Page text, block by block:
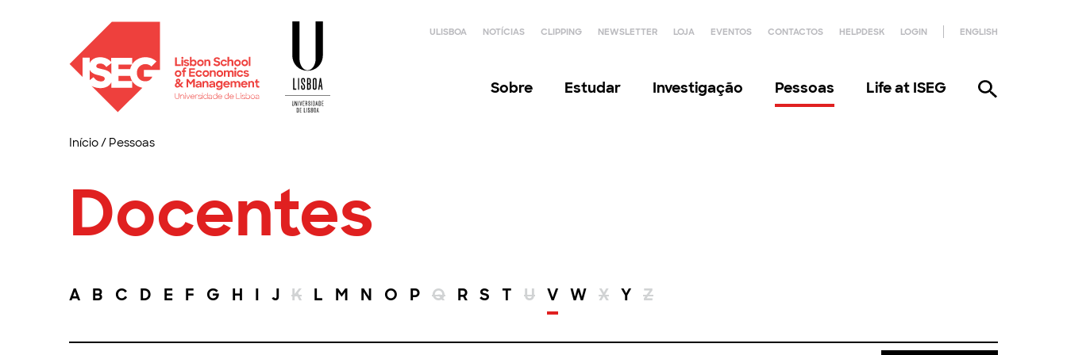
ULISBOA NOTÍCIAS CLIPPING NEWSLETTER LOJA EVENTOS CONTACTOS HELPDESK LOGIN ENGLISH
Sobre Estudar Investigação Pessoas Life at ISEG
Início/ Pessoas
Docentes
A B C D E F G H I J K L M N O P Q R S T U V W X Y Z